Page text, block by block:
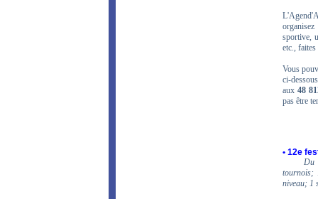
sportive,
etc.,
Vous
ci-
aux 48
pas être
• 12e
Du
tournois;
niveau; 1